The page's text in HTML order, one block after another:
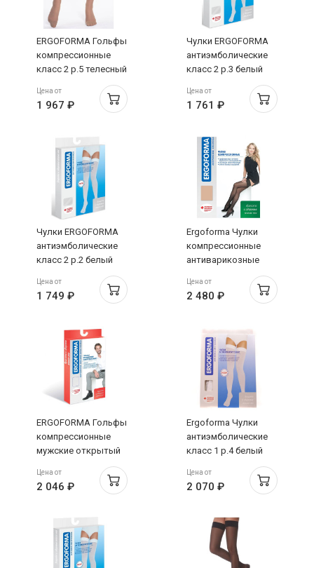
ERGOFORMA Гольфы
компрессионные
класс 2 р.5 телесный
Цена от
1 967 ₽
Чулки ERGOFORMA
антиэмболические
класс 2 р.3 белый
Цена от
1 761 ₽
Чулки ERGOFORMA
антиэмболические
класс 2 р.2 белый
Цена от
1 749 ₽
Ergoforma Чулки
компрессионные
антиварикозные
класс 1 р.2 телесный
Цена от
2 480 ₽
ERGOFORMA Гольфы
компрессионные
мужские открытый
черный 322
Цена от
2 046 ₽
Ergoforma Чулки
антиэмболические
класс 1 р.4 белый
Цена от
2 070 ₽